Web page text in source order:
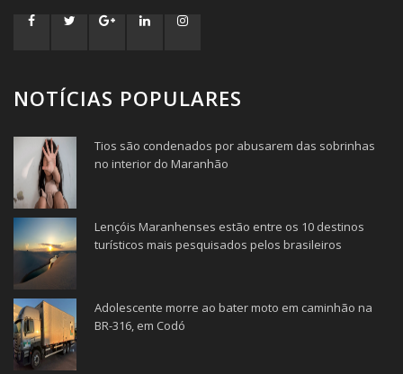
NOTÍCIAS POPULARES
Tios são condenados por abusarem das sobrinhas
no interior do Maranhão
Lençóis Maranhenses estão entre os 10 destinos
turísticos mais pesquisados pelos brasileiros
Adolescente morre ao bater moto em caminhão na
BR-316, em Codó